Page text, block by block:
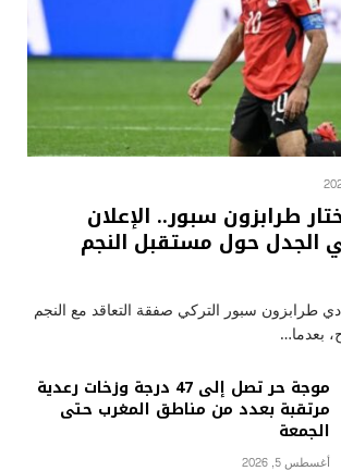
طرابزون سبور.. الإعلان
الجدل حول مستقبل النجم
طرابزون سبور التركي صفقة التعاقد مع النجم
بعدما…
موجة حر تصل إلى 47 درجة وزخات رعدية
مرتقبة بعدد من مناطق المغرب حتى
الجمعة
أغسطس 5, 2026